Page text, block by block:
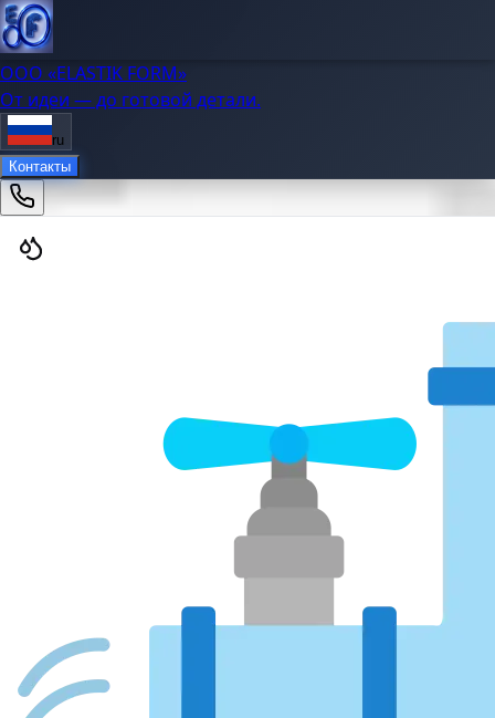
OOO «ELASTIK FORM»
От идеи — до готовой детали.
ru
Контакты